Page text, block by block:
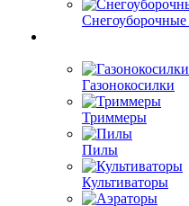
Газонокосилки
Триммеры
Пилы
Культиваторы